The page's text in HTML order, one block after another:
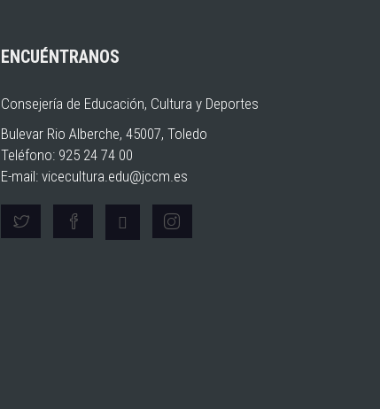
ENCUÉNTRANOS
Consejería de Educación, Cultura y Deportes
Bulevar Rio Alberche, 45007, Toledo
Teléfono: 925 24 74 00
E-mail: vicecultura.edu@jccm.es